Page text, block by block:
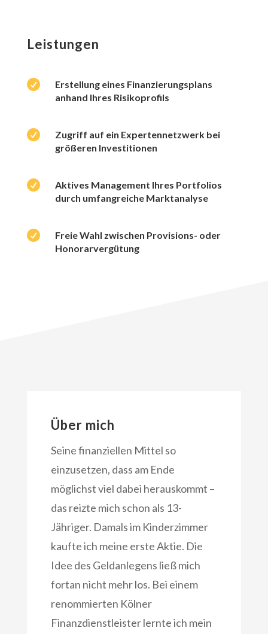
Leistungen

Erstellung eines Finanzierungsplans
anhand Ihres Risikoprofils

Zugriff auf ein Expertennetzwerk bei
größeren Investitionen

Aktives Management Ihres Portfolios
durch umfangreiche Marktanalyse

Freie Wahl zwischen Provisions- oder
Honorarvergütung
Über mich
Seine finanziellen Mittel so
einzusetzen, dass am Ende
möglichst viel dabei herauskommt –
das reizte mich schon als 13-
Jähriger. Damals im Kinderzimmer
kaufte ich meine erste Aktie. Die
Idee des Geldanlegens ließ mich
fortan nicht mehr los. Bei einem
renommierten Kölner
Finanzdienstleister lernte ich mein